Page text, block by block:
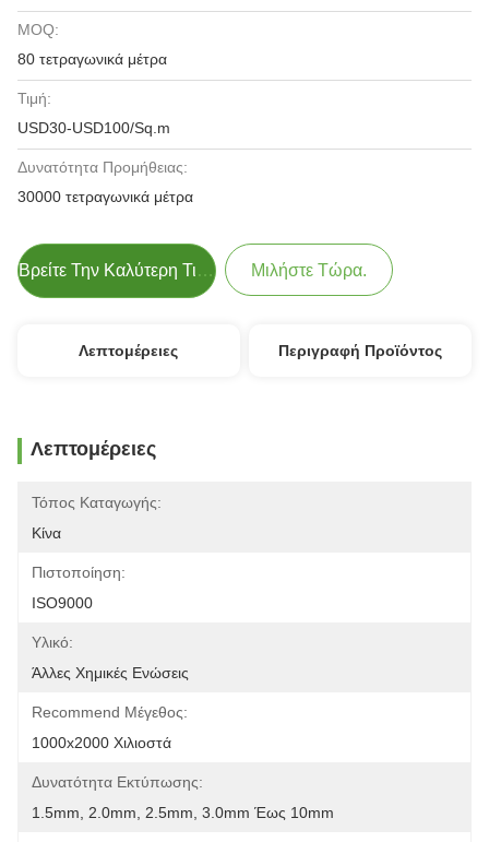
MOQ:
80 τετραγωνικά μέτρα
Τιμή:
USD30-USD100/Sq.m
Δυνατότητα Προμήθειας:
30000 τετραγωνικά μέτρα
Βρείτε Την Καλύτερη Τιμή Μιλήστε Τώρα.
Λεπτομέρειες Περιγραφή Προϊόντος
Λεπτομέρειες
Τόπος Καταγωγής:
Κίνα
Πιστοποίηση:
ISO9000
Υλικό:
Άλλες Χημικές Ενώσεις
Recommend Μέγεθος:
1000x2000 Χιλιοστά
Δυνατότητα Εκτύπωσης:
1.5mm, 2.0mm, 2.5mm, 3.0mm Έως 10mm